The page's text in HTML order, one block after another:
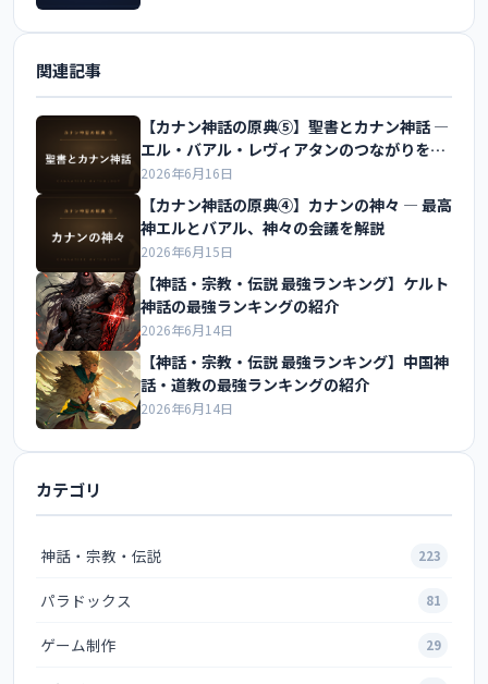
関連記事
【カナン神話の原典⑤】聖書とカナン神話 ―
エル・バアル・レヴィアタンのつながりを解
説
2026年6月16日
【カナン神話の原典④】カナンの神々 ― 最高
神エルとバアル、神々の会議を解説
2026年6月15日
【神話・宗教・伝説 最強ランキング】ケルト
神話の最強ランキングの紹介
2026年6月14日
【神話・宗教・伝説 最強ランキング】中国神
話・道教の最強ランキングの紹介
2026年6月14日
カテゴリ
神話・宗教・伝説 223
パラドックス 81
ゲーム制作 29